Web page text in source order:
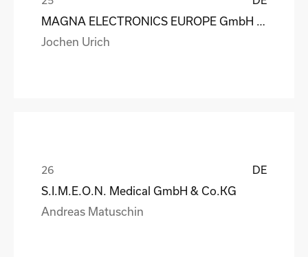
Jochen Urich
DE
S.I.M.E.O.N. Medical GmbH & Co.KG
Andreas Matuschin